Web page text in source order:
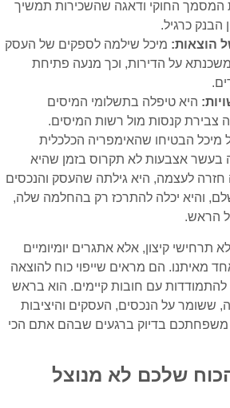
המסמך החוקי ודאגה שהשכירות תמשיך
הבנק כרגיל.
הוצאות: מיכל שילמה לספקים של העסק
על הדירות, וכך מנעה פתיחת
היא טיפלה בתשלומי המיסים
צבירת קנסות מול רשות המיסים.
מיכל הבטיחו שהאימפריה הכלכלית
אצבעות לא תקרוס בזמן שהיא
לעצמה, היא גילתה שהעסק והנכסים
והיא יכלה להתרכז רק בהחלמה שלה,
הראש.
תרחישי קיצון, אלא אתגרים יומיומיים
מאיתנו. הם מראים שייפוי כוח להוצאה
להתמודדות עם חובות קיימים. הוא בראש
ששומר על הנכסים, העסקים והיציבות
משפחתכם בדיוק ברגעים שבהם אתם הכי
שלכם לא מנוצל